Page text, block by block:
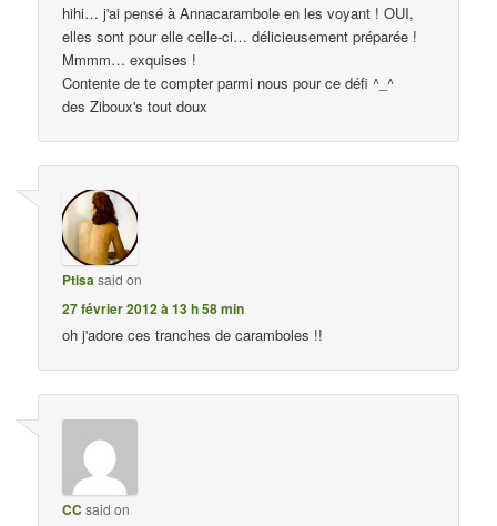
hihi… j'ai pensé à Annacarambole en les voyant ! OUI,
elles sont pour elle celle-ci… délicieusement préparée !
Mmmm… exquises !
Contente de te compter parmi nous pour ce défi ^_^
des Ziboux's tout doux
Ptisasaid on
27 février 2012 à 13 h 58 min
oh j'adore ces tranches de caramboles !!
CC said on